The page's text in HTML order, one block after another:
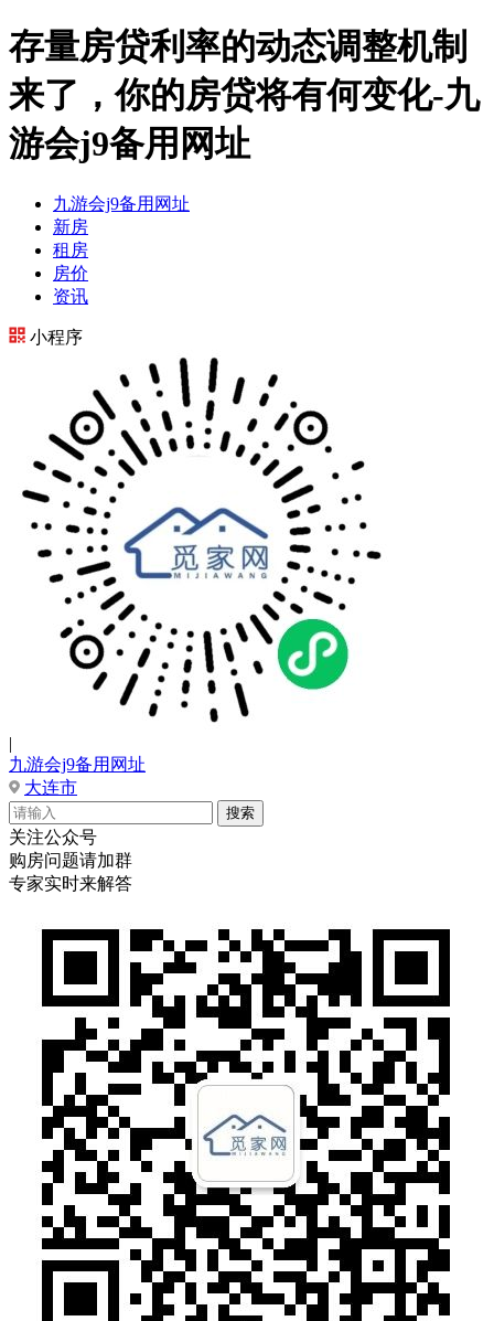
存量房贷利率的动态调整机制
来了，你的房贷将有何变化-九
游会j9备用网址
九游会j9备用网址
新房
租房
房价
资讯
小程序
|
九游会j9备用网址
大连市
关注公众号
购房问题请加群
专家实时来解答